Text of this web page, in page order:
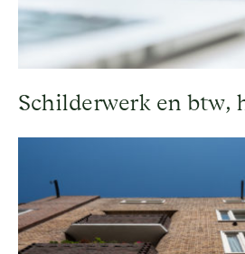
Schilderwerk en btw,